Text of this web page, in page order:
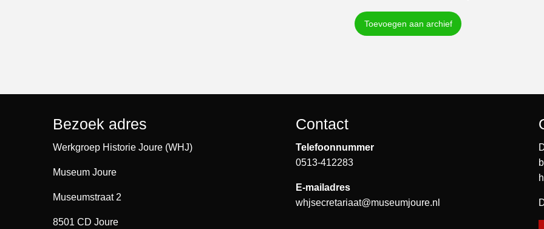
Toevoegen aan archief
Bezoek adres
Werkgroep Historie Joure (WHJ)
Museum Joure
Museumstraat 2
8501 CD Joure
Contact
Telefoonnummer
0513-412283
E-mailadres
whjsecretariaat@museumjoure.nl